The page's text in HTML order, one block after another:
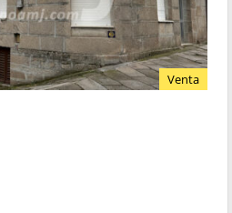
Venta